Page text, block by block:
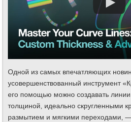
Одной из самых впечатляющих
усовершенствованный инструмент
его помощью можно создавать
толщиной, идеально скругленными
размытием и мягкими переходами,